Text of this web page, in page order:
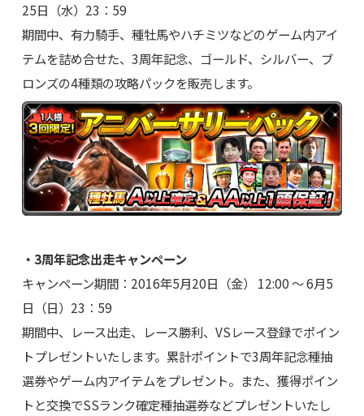
25日（水）23：59
期間中、有力騎手、種牡馬やハチミツなどのゲーム内アイ
テムを詰め合せた、3周年記念、ゴールド、シルバー、ブ
ロンズの4種類の攻略パックを販売します。
・3周年記念出走キャンペーン
キャンペーン期間：2016年5月20日（金） 12:00 ～ 6月5
日（日）23：59
期間中、レース出走、レース勝利、VSレース登録でポイン
トプレゼントいたします。累計ポイントで3周年記念種抽
選券やゲーム内アイテムをプレゼント。また、獲得ポイン
トと交換でSSランク確定種抽選券などプレゼントいたし